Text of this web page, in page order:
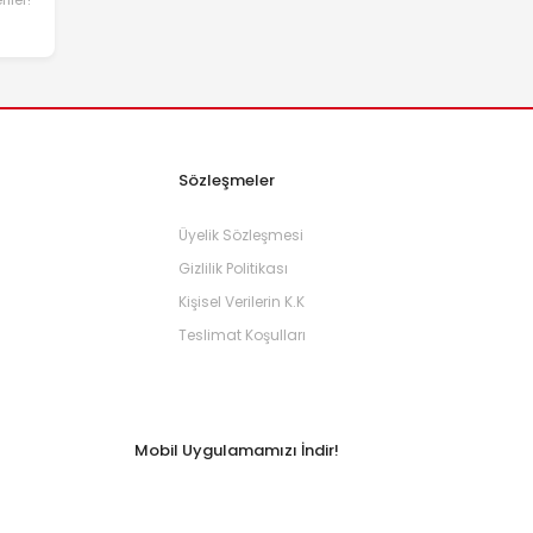
Sözleşmeler
Üyelik Sözleşmesi
Gizlilik Politikası
Kişisel Verilerin K.K
Teslimat Koşulları
Mobil Uygulamamızı İndir!